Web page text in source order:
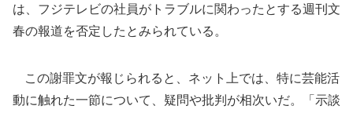
は、フジテレビの社員がトラブルに関わったとする週刊文
春の報道を否定したとみられている。
この謝罪文が報じられると、ネット上では、特に芸能活
動に触れた一節について、疑問や批判が相次いだ。「示談